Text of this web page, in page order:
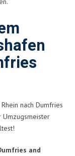
nach Dumfries
Umzugsmeister
and